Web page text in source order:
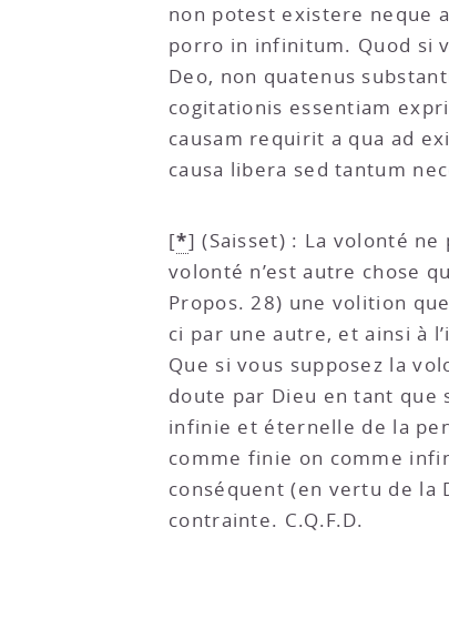
non potest existere neque
porro in infinitum. Quod si
Deo, non quatenus
cogitationis essentiam
causam requirit a qua ad
causa libera sed tantum
[*](Saisset) : La volonté
volonté n’est autre chose
Propos. 28) une volition
ci par une autre, et ainsi à
Que si vous supposez la
doute par Dieu en tant que
infinie et éternelle de la
comme finie on comme
conséquent (en vertu de la
contrainte. C.Q.F.D.